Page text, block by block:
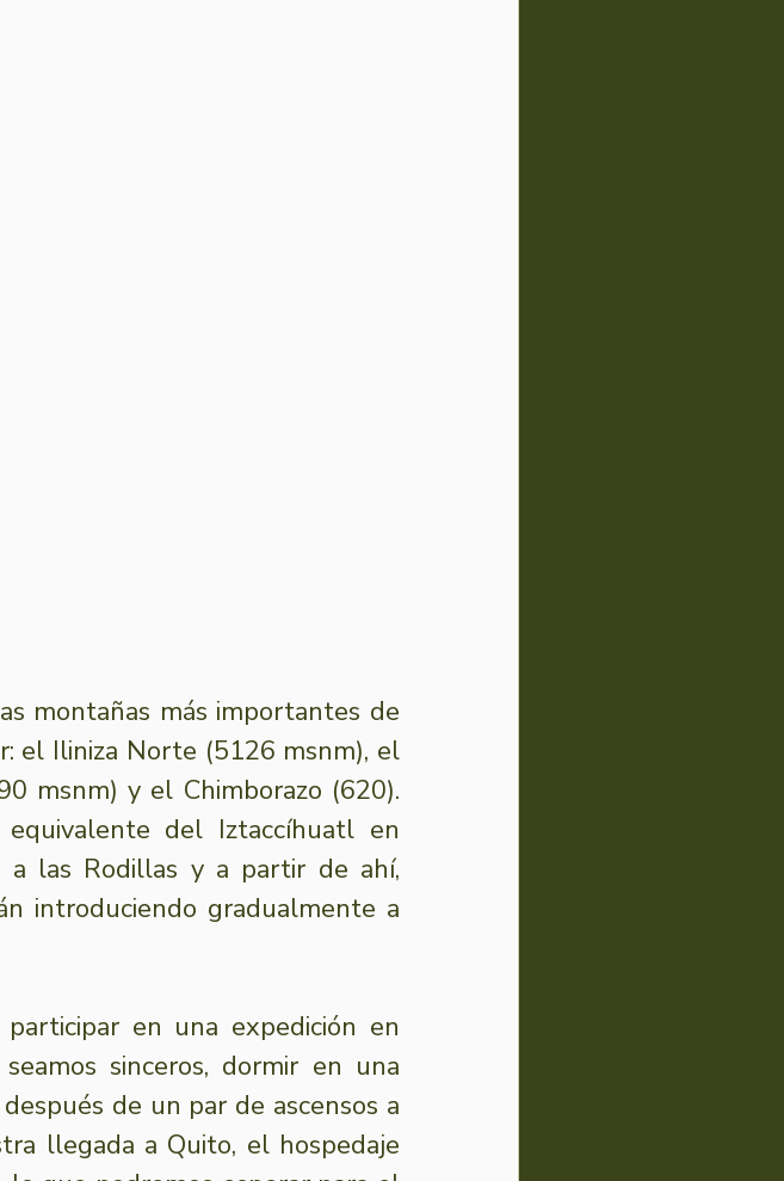
montañas más importantes de
el Iliniza Norte (5126 msnm), el
msnm) y el Chimborazo (620).
del Iztaccíhuatl en
a las Rodillas y a partir de ahí,
introduciendo gradualmente a
en una expedición en
sinceros, dormir en una
de un par de ascensos a
llegada a Quito, el hospedaje